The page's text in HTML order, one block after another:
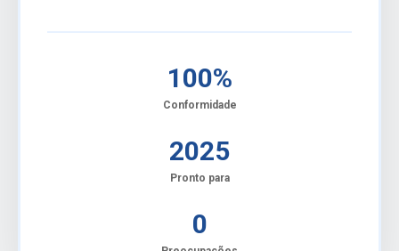
100%
Conformidade
2025
Pronto para
0